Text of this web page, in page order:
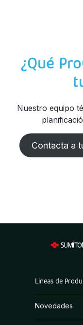
¿Qué
Nuestro equipo
Contacta a
Líneas de
Coadyuvantes
Novedades